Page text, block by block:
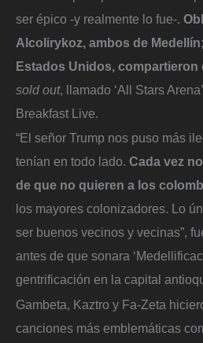
ser épico -y realmente lo fue-.
Alcolirykoz, ambos de
Estados Unidos, compartieron
sold out, llamado ‘All Stars
Breakfast Live.
“El señor Trump nos puso más
tenían en todo lado. Cada vez
de que no quieren a los
los mayores colonizadores. Lo
ser buenos vecinos y vecinas”,
antes de que sonara
gentrificación en la capital
Gambeta, Kaztro y Fa-Zeta
canciones más emblemáticas